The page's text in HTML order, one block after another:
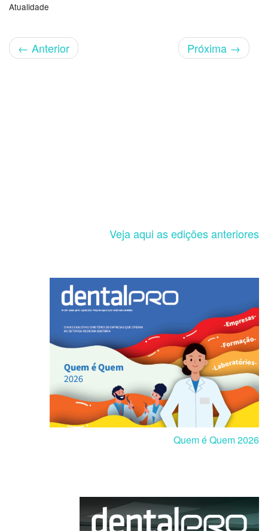
Atualidade
← Anterior Próxima →
Veja aqui as edições anteriores
Quem é Quem 2026